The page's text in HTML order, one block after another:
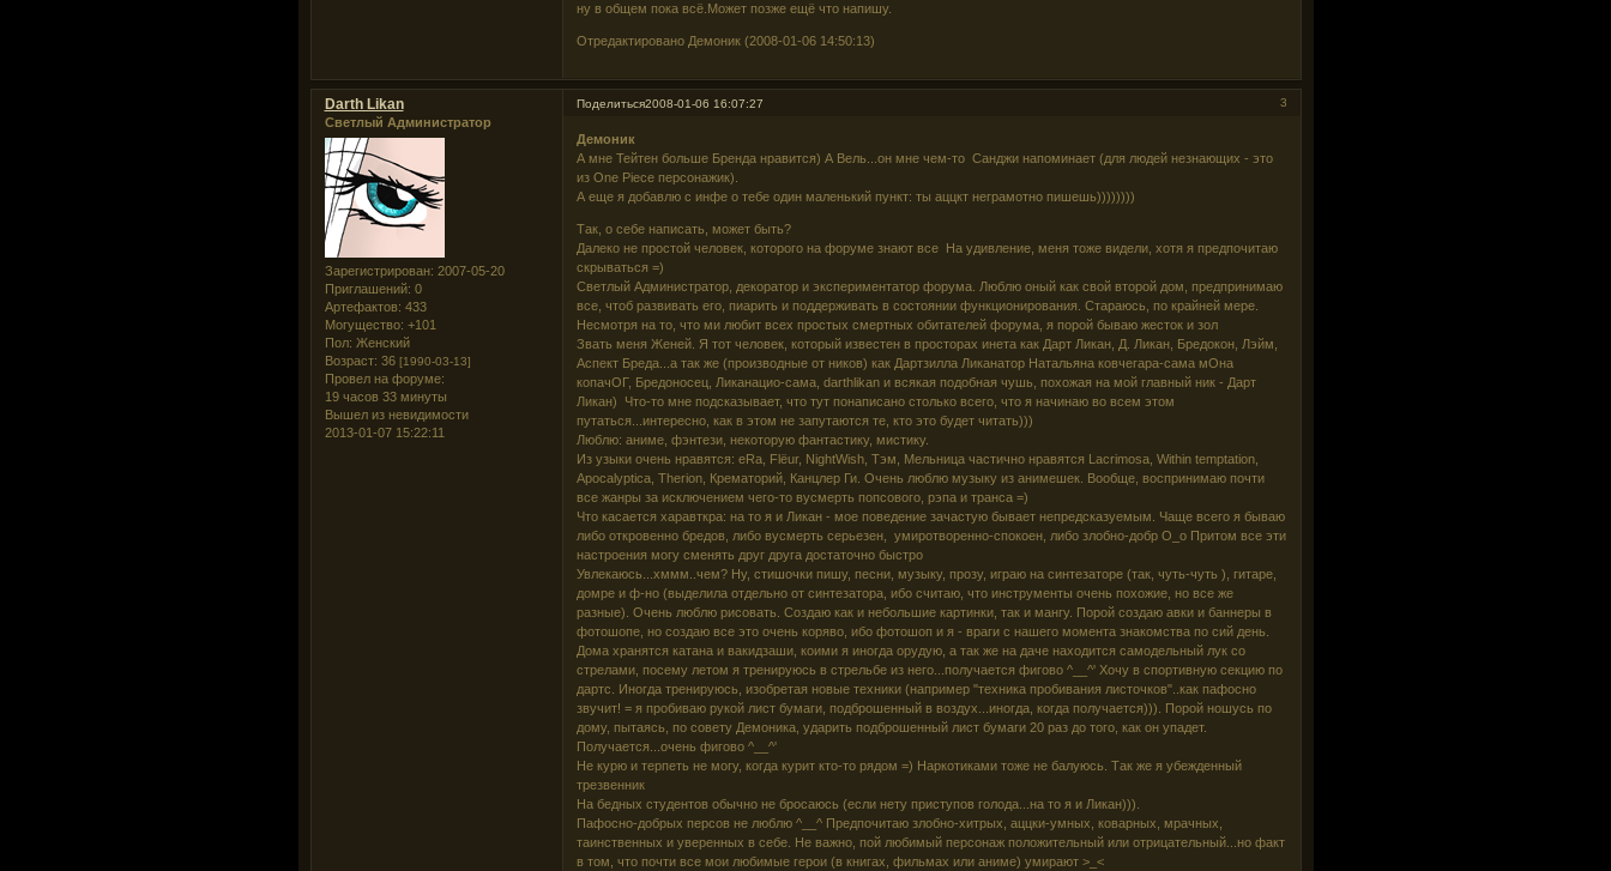
ну в общем пока всё.Может позже ещё что напишу.
Отредактировано Демоник (2008-01-06 14:50:13)
Поделиться 3
2008-01-06 16:07:27
Darth Likan
Светлый Администратор
Зарегистрирован: 2007-05-20
Приглашений: 0
Артефактов: 433
Могущество: +101
Пол: Женский
Возраст: 36 [1990-03-13]
Провел на форуме:
19 часов 33 минуты
Вышел из невидимости
2013-01-07 15:22:11
Демоник
А мне Тейтен больше Бренда нравится) А Вель...он мне чем-то Санджи напоминает (для людей незнающих - это
из One Piece персонажик).
А еще я добавлю с инфе о тебе один маленький пункт: ты аццкт неграмотно пишешь))))))))
Так, о себе написать, может быть?
Далеко не простой человек, которого на форуме знают все На удивление, меня тоже видели, хотя я предпочитаю
скрываться =)
Светлый Администратор, декоратор и экспериментатор форума. Люблю оный как свой второй дом, предпринимаю
все, чтоб развивать его, пиарить и поддерживать в состоянии функционирования. Стараюсь, по крайней мере.
Несмотря на то, что ми любит всех простых смертных обитателей форума, я порой бываю жесток и зол
Звать меня Женей. Я тот человек, который известен в просторах инета как Дарт Ликан, Д. Ликан, Бредокон, Лэйм,
Аспект Бреда...а так же (производные от ников) как Дартзилла Ликанатор Натальяна ковчегара-сама мОна
копачОГ, Бредоносец, Ликанацио-сама, darthlikan и всякая подобная чушь, похожая на мой главный ник - Дарт
Ликан) Что-то мне подсказывает, что тут понаписано столько всего, что я начинаю во всем этом
путаться...интересно, как в этом не запутаются те, кто это будет читать)))
Люблю: аниме, фэнтези, некоторую фантастику, мистику.
Из узыки очень нравятся: eRa, Flёur, NightWish, Тэм, Мельница частично нравятся Lacrimosa, Within temptation,
Apocalyptica, Therion, Крематорий, Канцлер Ги. Очень люблю музыку из анимешек. Вообще, воспринимаю почти
все жанры за исключением чего-то вусмерть попсового, рэпа и транса =)
Что касается харавткра: на то я и Ликан - мое поведение зачастую бывает непредсказуемым. Чаще всего я бываю
либо откровенно бредов, либо вусмерть серьезен, умиротворенно-спокоен, либо злобно-добр О_о Притом все эти
настроения могу сменять друг друга достаточно быстро
Увлекаюсь...хммм..чем? Ну, стишочки пишу, песни, музыку, прозу, играю на синтезаторе (так, чуть-чуть ), гитаре,
домре и ф-но (выделила отдельно от синтезатора, ибо считаю, что инструменты очень похожие, но все же
разные). Очень люблю рисовать. Создаю как и небольшие картинки, так и мангу. Порой создаю авки и баннеры в
фотошопе, но создаю все это очень коряво, ибо фотошоп и я - враги с нашего момента знакомства по сий день.
Дома хранятся катана и вакидзаши, коими я иногда орудую, а так же на даче находится самодельный лук со
стрелами, посему летом я тренируюсь в стрельбе из него...получается фигово ^__^' Хочу в спортивную секцию по
дартс. Иногда тренируюсь, изобретая новые техники (например "техника пробивания листочков"..как пафосно
звучит! = я пробиваю рукой лист бумаги, подброшенный в воздух...иногда, когда получается))). Порой ношусь по
дому, пытаясь, по совету Демоника, ударить подброшенный лист бумаги 20 раз до того, как он упадет.
Получается...очень фигово ^__^'
Не курю и терпеть не могу, когда курит кто-то рядом =) Наркотиками тоже не балуюсь. Так же я убежденный
трезвенник
На бедных студентов обычно не бросаюсь (если нету приступов голода...на то я и Ликан))).
Пафосно-добрых персов не люблю ^__^ Предпочитаю злобно-хитрых, аццки-умных, коварных, мрачных,
таинственных и уверенных в себе. Не важно, пой любимый персонаж положительный или отрицательный...но факт
в том, что почти все мои любимые герои (в книгах, фильмах или аниме) умирают >_<